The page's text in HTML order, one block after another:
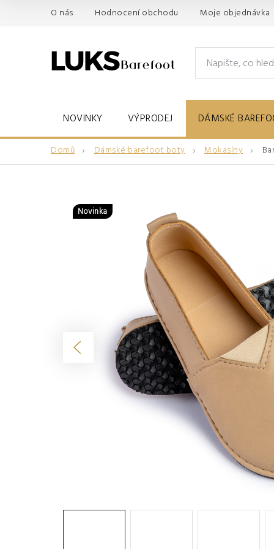
O nás Hodnocení obchodu Moje objednávka
NOVINKY VÝPRODEJ DÁMSKÉ
Domů Dámské barefoot boty Mokasíny
Novinka